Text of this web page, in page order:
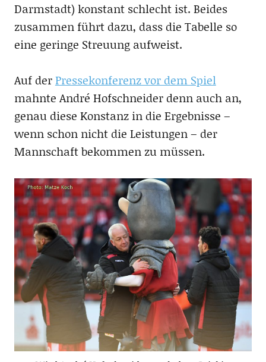
Darmstadt) konstant schlecht ist. Beides
zusammen führt dazu, dass die Tabelle so
eine geringe Streuung aufweist.
Auf derPressekonferenz vor dem Spiel
mahnte André Hofschneider denn auch an,
genau diese Konstanz in die Ergebnisse –
wenn schon nicht die Leistungen – der
Mannschaft bekommen zu müssen.